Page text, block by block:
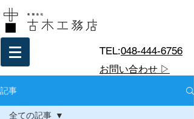
TEL:048-444-6756
お問い合わせ ▷
記事
全ての記事